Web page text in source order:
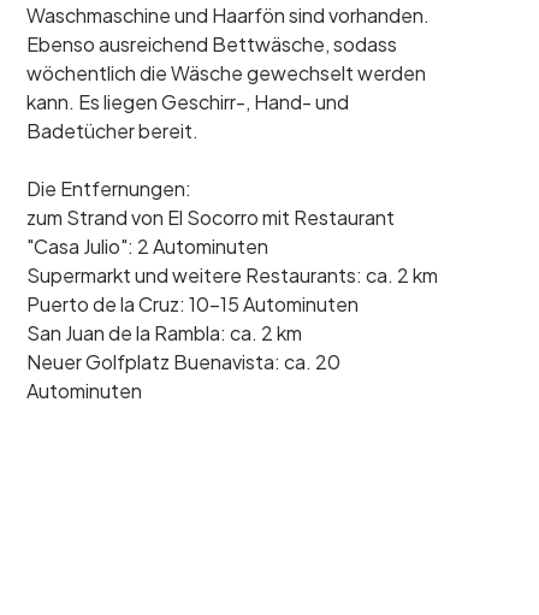
Waschmaschine und Haarfön sind vorhanden.
Ebenso ausreichend Bettwäsche, sodass
wöchentlich die Wäsche gewechselt werden
kann. Es liegen Geschirr-, Hand- und
Badetücher bereit.
Die Entfernungen:
zum Strand von El Socorro mit Restaurant
"Casa Julio": 2 Autominuten
Supermarkt und weitere Restaurants: ca. 2 km
Puerto de la Cruz: 10-15 Autominuten
San Juan de la Rambla: ca. 2 km
Neuer Golfplatz Buenavista: ca. 20
Autominuten